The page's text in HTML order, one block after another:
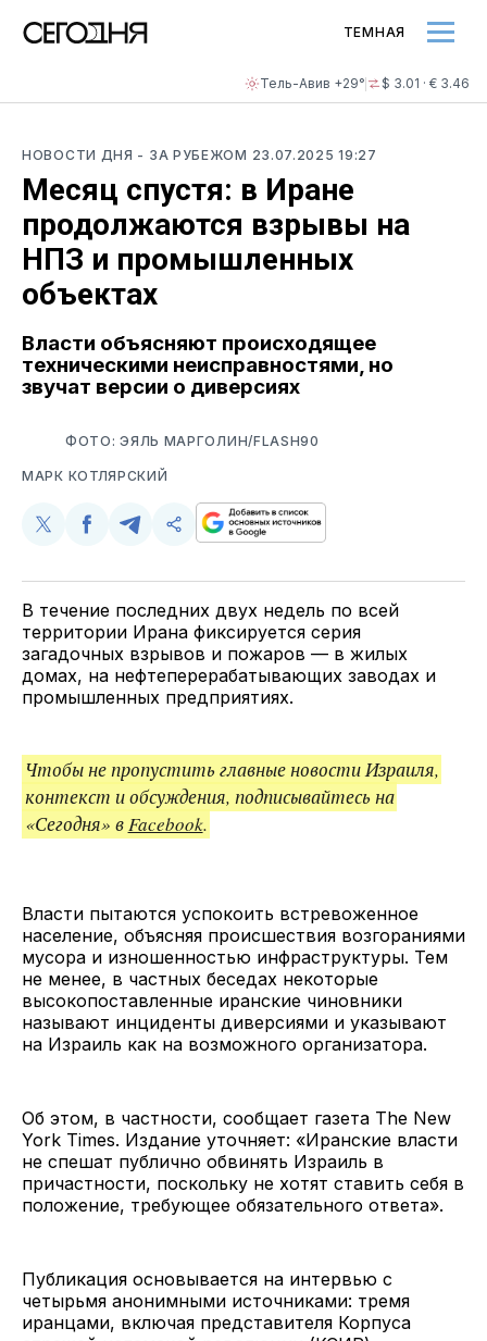
Тель-Авив +29° $ 3.01 · € 3.46
ТЕМНАЯ
НОВОСТИ ДНЯ - ЗА РУБЕЖОМ 23.07.2025 19:27
Месяц спустя: в Иране
продолжаются взрывы на
НПЗ и промышленных
объектах
Власти объясняют происходящее
техническими неисправностями, но
звучат версии о диверсиях
ФОТО: ЭЯЛЬ МАРГОЛИН/FLASH90
МАРК КОТЛЯРСКИЙ
Поделиться
Twitter
Поделиться
Facebook
Поделиться
Telegram
Скопируйте
поделитесь
В течение последних двух недель по всей
территории Ирана фиксируется серия
загадочных взрывов и пожаров — в жилых
домах, на нефтеперерабатывающих заводах и
промышленных предприятиях.
Чтобы не пропустить главные новости Израиля,
контекст и обсуждения, подписывайтесь на
«Сегодня» вFacebook.
Власти пытаются успокоить встревоженное
население, объясняя происшествия возгораниями
мусора и изношенностью инфраструктуры. Тем
не менее, в частных беседах некоторые
высокопоставленные иранские чиновники
называют инциденты диверсиями и указывают
на Израиль как на возможного организатора.
Об этом, в частности, сообщает газета The New
York Times. Издание уточняет: «Иранские власти
не спешат публично обвинять Израиль в
причастности, поскольку не хотят ставить себя в
положение, требующее обязательного ответа».
Публикация основывается на интервью с
четырьмя анонимными источниками: тремя
иранцами, включая представителя Корпуса